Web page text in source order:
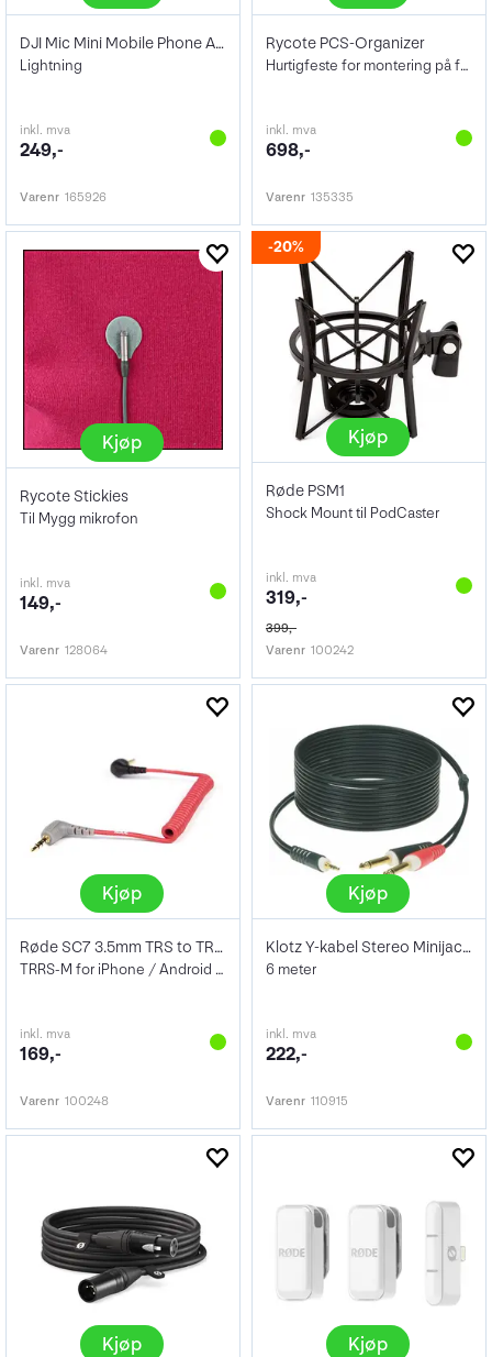
DJI Mic Mini Mobile Phone Adapter
Lightning
inkl. mva
249,-
Varenr 165926
Rycote PCS-Organizer
Hurtigfeste for montering på fast flate
inkl. mva
698,-
Varenr 135335
Kjøp
Rycote Stickies
Til Mygg mikrofon
inkl. mva
149,-
Varenr 128064
20%
Kjøp
Røde PSM1
Shock Mount til PodCaster
inkl. mva
319,-
399,-
Varenr 100242
Kjøp
Røde SC7 3.5mm TRS to TRRS patch cable
TRRS-M for iPhone / Android Jack plugg
inkl. mva
169,-
Varenr 100248
Kjøp
Klotz Y-kabel Stereo Minijack - X2 Jack
6 meter
inkl. mva
222,-
Varenr 110915
Kjøp Kjøp